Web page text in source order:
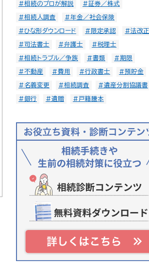
#相続のプロが解説 #証券／株式
#相続人調査 #年金／社会保険
#ひな形ダウンロード #限定承認 #法改正
#司法書士 #弁護士 #税理士
#相続トラブル／争族 #書類 #期限
#不動産 #費用 #行政書士 #預貯金
#名義変更 #相続調査 #遺産分割協議書
#銀行 #遺贈 #戸籍謄本